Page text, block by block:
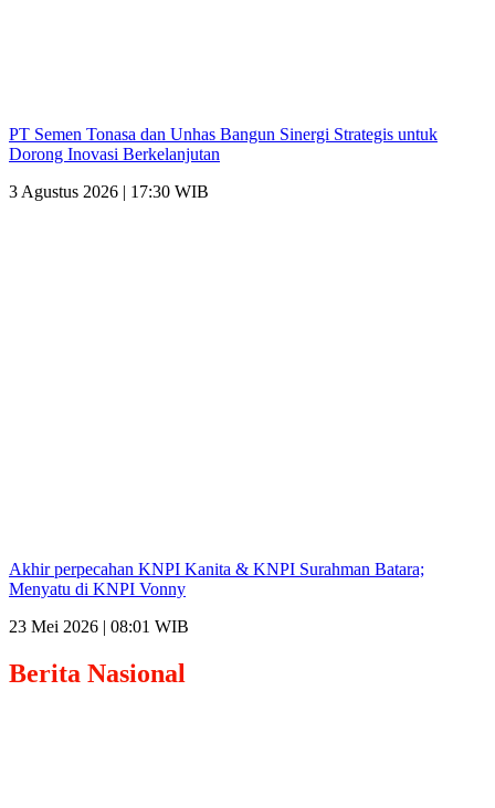
PT Semen Tonasa dan Unhas Bangun Sinergi Strategis untuk
Dorong Inovasi Berkelanjutan
3 Agustus 2026 | 17:30 WIB
Akhir perpecahan KNPI Kanita & KNPI Surahman Batara;
Menyatu di KNPI Vonny
23 Mei 2026 | 08:01 WIB
Berita Nasional